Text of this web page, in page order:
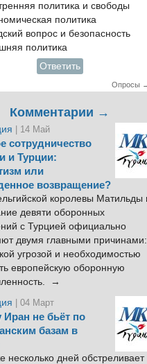
политика и свободы
политика
вопрос и безопасность
политика
Ответить
Опросы
Комментарии →
| 14 Май
сотрудничество
и Турции:
или
возвращение?
королевы Матильды
девяти оборонных
с Турцией официально
двумя главными причинами:
угрозой и необходимостью
европейскую оборонную
→
| 04 Март
Иран не бьёт по
базам в
несколько дней обстреливает